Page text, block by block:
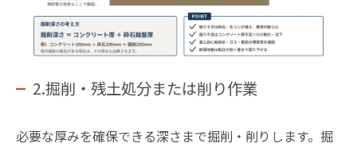
2.掘削・残土処分または削り作業
必要な厚みを確保できる深さまで掘削・削りします。掘